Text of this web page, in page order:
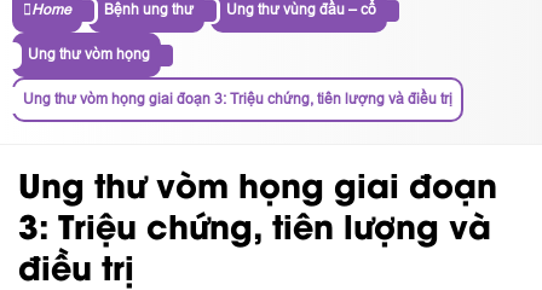
Home Bệnh ung thư Ung thư vùng đầu – cổ
Ung thư vòm họng
Ung thư vòm họng giai đoạn 3: Triệu chứng, tiên lượng và điều trị
Ung thư vòm họng giai đoạn
3: Triệu chứng, tiên lượng và
điều trị